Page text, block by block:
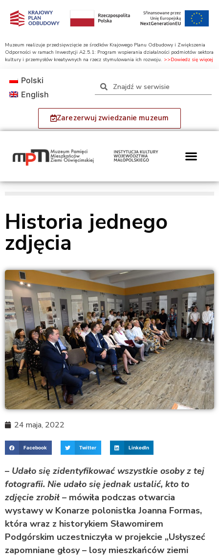
Muzeum realizuje przedsięwzięcie ze środków Krajowego Planu Odbudowy i Zwiększenia
Odporności w ramach Inwestycji A2.5.1: Program wspierania działalności podmiotów sektora
kultury i przemysłów kreatywnych na rzecz stymulowania ich rozwoju. >>Dowiedz się więcej
Zarezerwuj zwiedzanie muzeum
Polski
English
Historia jednego
zdjęcia
24 maja, 2022
Facebook Twitter LinkedIn
– Udało się zidentyfikować wszystkie osoby z tej
fotografii. Nie udało się jednak ustalić, kto to
zdjęcie zrobił – mówiła podczas otwarcia
wystawy w Konarze polonistka Joanna Formas,
która wraz z historykiem Sławomirem
Podgórskim uczestniczyła w projekcie „Usłyszeć
zapomniane głosy – losy mieszkańców ziemi